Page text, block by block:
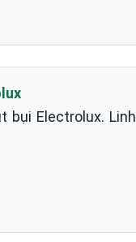
bụi Electrolux. Linh